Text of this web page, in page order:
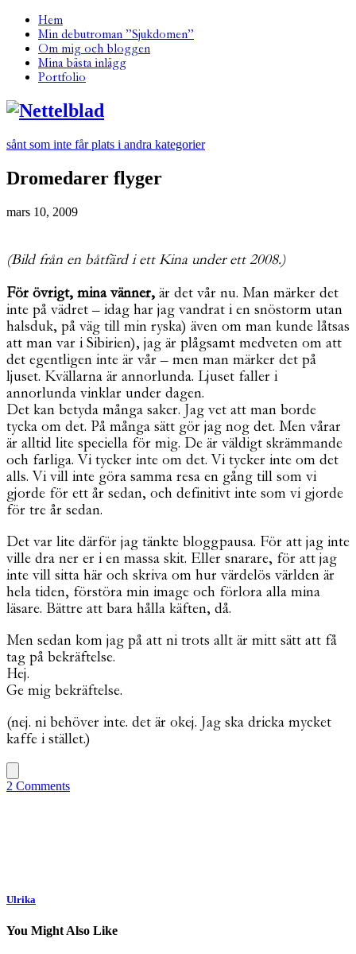
Hem
Min debutroman ”Sjukdomen”
Om mig och bloggen
Mina bästa inlägg
Portfolio
sånt som inte får plats i andra kategorier
Dromedarer flyger
mars 10, 2009
(Bild från en båtfärd i ett Kina under ett 2008.)
För övrigt, mina vänner, är det vår nu. Man märker det
inte på vädret – idag har jag vandrat i en snöstorm utan
halsduk, på väg till min ryska) även om man kunde låtsas
att man var i Sibirien), jag är plågsamt medveten om att
det egentligen inte är vår – men man märker det på
ljuset. Kvällarna är annorlunda. Ljuset faller i
annorlunda vinklar under dagen.
Det kan betyda många saker. Jag vet att man borde
tycka om det. På många sätt gör jag nog det. Men vårar
är alltid lite speciella för mig. De är väldigt skrämmande
och farliga. Vi tycker inte om det. Vi tycker inte om det
alls. Vi vill inte göra samma resa en gång till som vi
gjorde för ett år sedan, och definitivt inte som vi gjorde
för tre år sedan.
Det var lite därför jag tänkte bloggpausa. För att jag inte
ville dra ner er i en massa skit. Eller snarare, för att jag
inte vill sitta här och skriva om hur värdelös världen är
hela tiden, förstöra min image och förlora alla mina
läsare. Bättre att bara hålla käften, då.
Men sedan kom jag på att ni trots allt är mitt sätt att få
tag på bekräftelse.
Hej.
Ge mig bekräftelse.
(nej. ni behöver inte. det är okej. Jag ska dricka mycket
kaffe i stället.)
2 Comments
Ulrika
You Might Also Like